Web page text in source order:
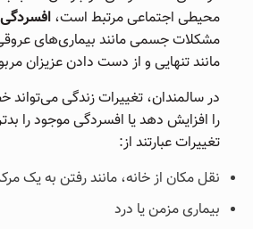
محیطی اجتماعی مرتبط است،
مشکلات جسمی مانند بیماری‌های
مانند تنهایی و از دست دادن عزیزان
در سالمندان، تغییرات زندگی می‌تواند
را افزایش دهد یا افسردگی موجود را
تغییرات عبارتند از:
نقل مکان از خانه، مانند رفتن به یک
بیماری مزمن یا درد